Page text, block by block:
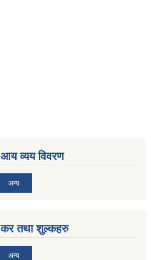
आय व्यय विवरण
अन्य
कर तथा शुल्कहरु
अन्य